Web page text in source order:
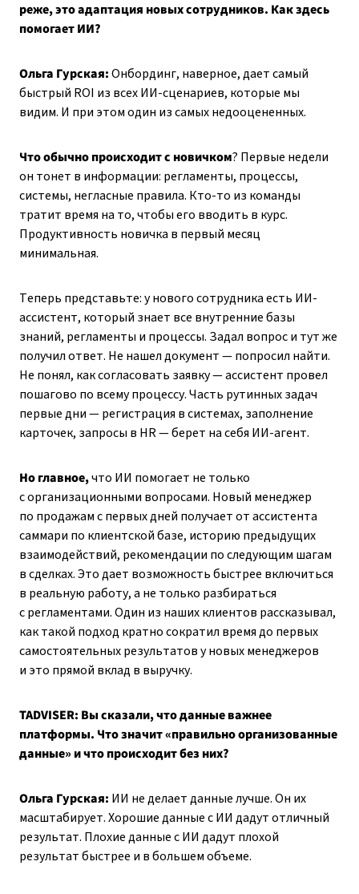
реже, это адаптация новых сотрудников. Как здесь
помогает ИИ?
Ольга Гурская:Онбординг, наверное, дает самый
быстрый ROI из всех ИИ-сценариев, которые мы
видим. И при этом один из самых недооцененных.
Что обычно происходит с новичком? Первые недели
он тонет в информации: регламенты, процессы,
системы, негласные правила. Кто-то из команды
тратит время на то, чтобы его вводить в курс.
Продуктивность новичка в первый месяц
минимальная.
Теперь представьте: у нового сотрудника есть ИИ-
ассистент, который знает все внутренние базы
знаний, регламенты и процессы. Задал вопрос и тут же
получил ответ. Не нашел документ — попросил найти.
Не понял, как согласовать заявку — ассистент провел
пошагово по всему процессу. Часть рутинных задач
первые дни — регистрация в системах, заполнение
карточек, запросы в HR — берет на себя ИИ-агент.
Но главное,что ИИ помогает не только
с организационными вопросами. Новый менеджер
по продажам с первых дней получает от ассистента
саммари по клиентской базе, историю предыдущих
взаимодействий, рекомендации по следующим шагам
в сделках. Это дает возможность быстрее включиться
в реальную работу, а не только разбираться
с регламентами. Один из наших клиентов рассказывал,
как такой подход кратно сократил время до первых
самостоятельных результатов у новых менеджеров
и это прямой вклад в выручку.
TADVISER: Вы сказали, что данные важнее
платформы. Что значит «правильно организованные
данные» и что происходит без них?
Ольга Гурская: ИИ не делает данные лучше. Он их
масштабирует. Хорошие данные с ИИ дадут отличный
результат. Плохие данные с ИИ дадут плохой
результат быстрее и в большем объеме.